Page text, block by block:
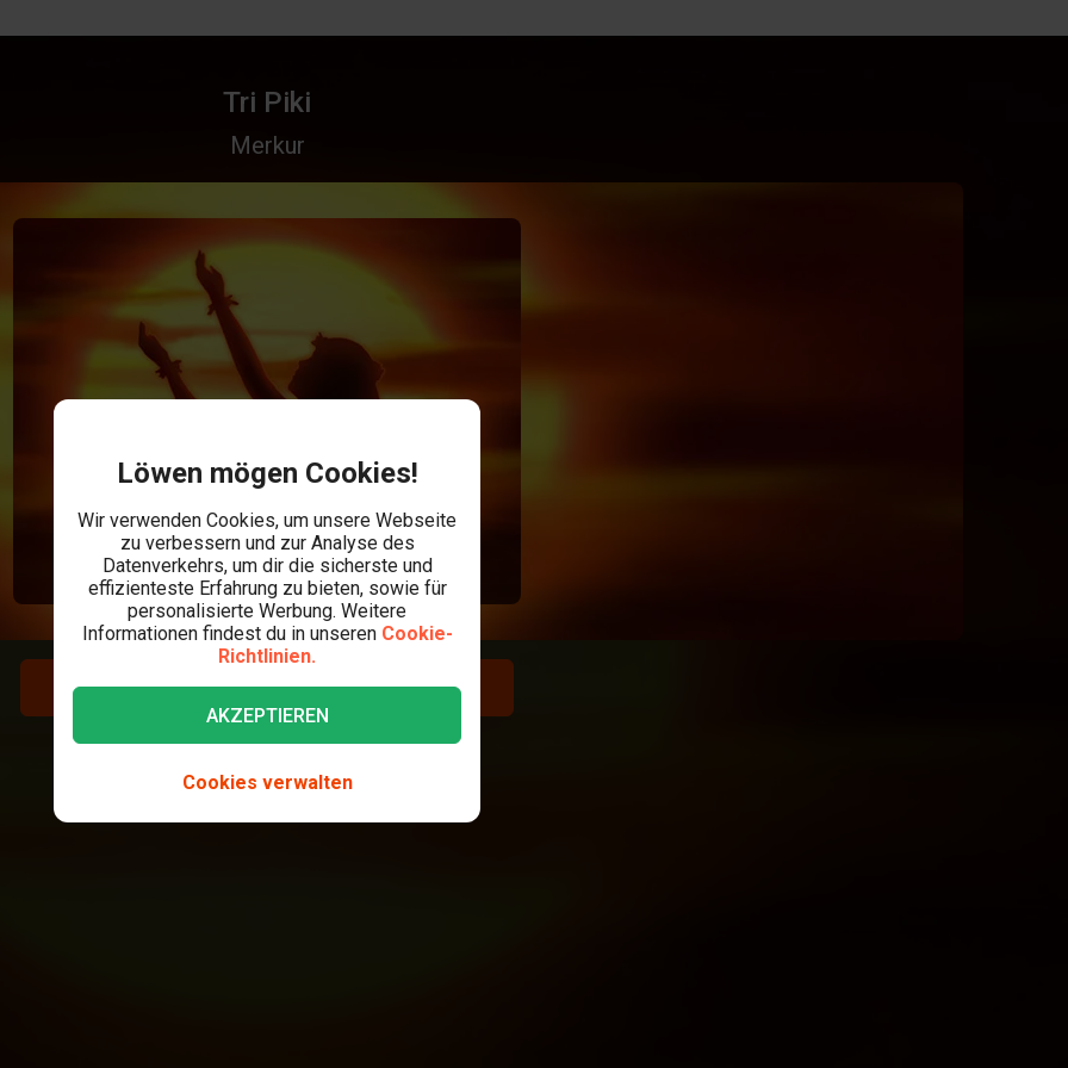
Tri Piki
Merkur
REGISTRIEREN
Löwen mögen Cookies!
Wir verwenden Cookies, um unsere Webseite
zu verbessern und zur Analyse des
Datenverkehrs, um dir die sicherste und
effizienteste Erfahrung zu bieten, sowie für
personalisierte Werbung. Weitere
Informationen findest du in unseren Cookie-
Richtlinien.
AKZEPTIEREN
Cookies verwalten